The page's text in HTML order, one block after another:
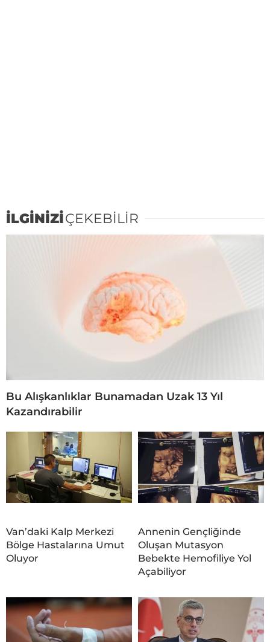
İLGİNİZİÇEKEBİLİR
Bu Alışkanlıklar Bunamadan Uzak 13 Yıl
Kazandırabilir
Van’daki Kalp Merkezi
Bölge Hastalarına Umut
Oluyor
Annenin Gençliğinde
Oluşan Mutasyon
Bebekte Hemofiliye Yol
Açabiliyor